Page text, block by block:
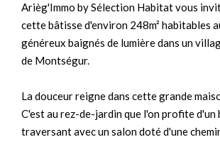
Arièg'Immo by Sélection Habitat vous
cette bâtisse d'environ 248m² habitables
généreux baignés de lumière dans un
de Montségur.
La douceur reigne dans cette grande
C'est au rez-de-jardin que l'on profite d'un
traversant avec un salon doté d'une